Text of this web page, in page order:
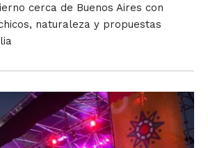
cerca de Buenos Aires con
naturaleza y propuestas